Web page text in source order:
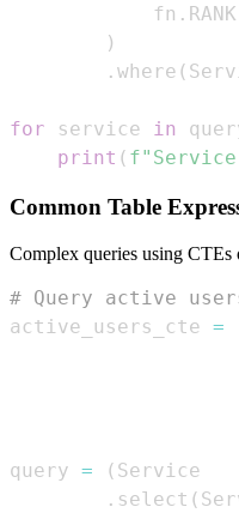
            fn
. RANK
)
. where (
for service in
print (
Common Table
Complex queries using CTEs
# Query active
active_users_cte =
query = (
. select (